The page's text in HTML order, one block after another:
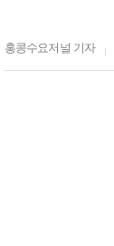
홍콩수요저널 기자